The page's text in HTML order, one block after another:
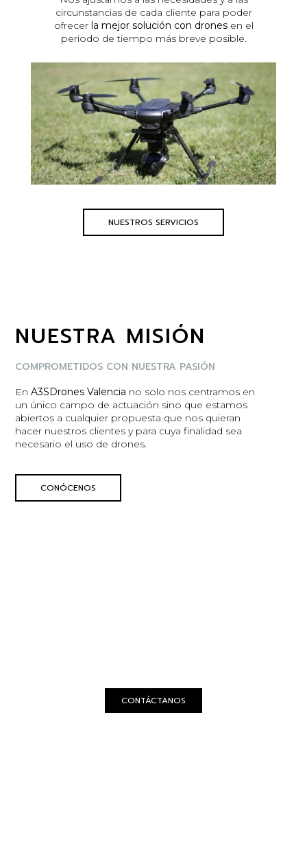
circunstancias de cada cliente para poder
ofrecer la mejor solución con dronesen el
periodo de tiempo más breve posible.
NUESTROS SERVICIOS
NUESTRA MISIÓN
COMPROMETIDOS CON NUESTRA PASIÓN
EnA3SDrones Valencia no solo nos centramos en
un único campo de actuación sino que estamos
abiertos a cualquier propuesta que nos quieran
hacer nuestros clientes y para cuya finalidad sea
necesario el uso de drones.
CONÓCENOS
CONTÁCTANOS